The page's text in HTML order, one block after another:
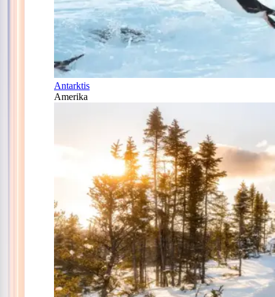
Antarktis
Amerika